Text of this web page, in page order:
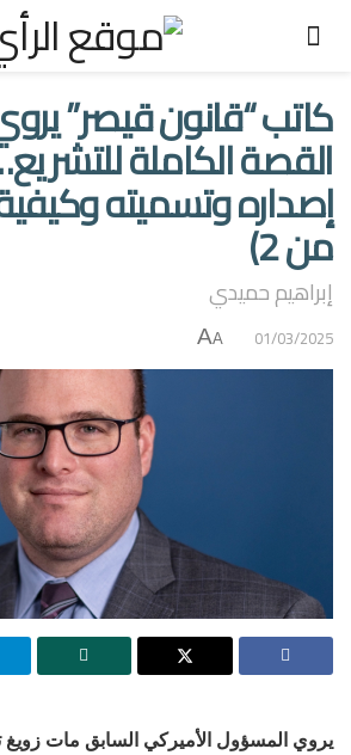
كاتب “قانون قيصر”
القصة الكاملة
من 2)
إبراهيم حميدي
01/03/2025
A
A
يروي المسؤول الأميركي السابق مات